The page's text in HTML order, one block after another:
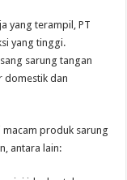
yang terampil, PT
yang tinggi.
sarung tangan
domestik dan
produk sarung
antara lain: